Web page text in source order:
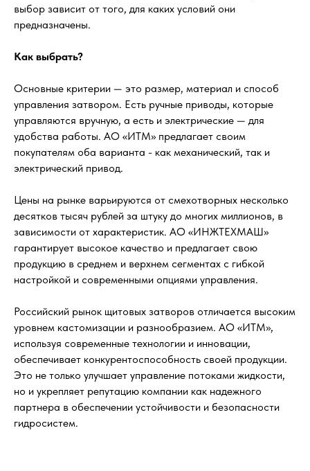
выбор зависит от того, для каких условий они
предназначены.
Как выбрать?
Основные критерии — это размер, материал и способ
управления затвором. Есть ручные приводы, которые
управляются вручную, а есть и электрические — для
удобства работы. АО «ИТМ» предлагает своим
покупателям оба варианта - как механический, так и
электрический привод.
Цены на рынке варьируются от смехотворных несколько
десятков тысяч рублей за штуку до многих миллионов, в
зависимости от характеристик. АО «ИНЖТЕХМАШ»
гарантирует высокое качество и предлагает свою
продукцию в среднем и верхнем сегментах с гибкой
настройкой и современными опциями управления.
Российский рынок щитовых затворов отличается высоким
уровнем кастомизации и разнообразием. АО «ИТМ»,
используя современные технологии и инновации,
обеспечивает конкурентоспособность своей продукции.
Это не только улучшает управление потоками жидкости,
но и укрепляет репутацию компании как надежного
партнера в обеспечении устойчивости и безопасности
гидросистем.